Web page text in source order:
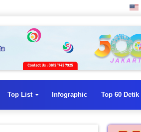
Top List Infographic Top 60 Detik